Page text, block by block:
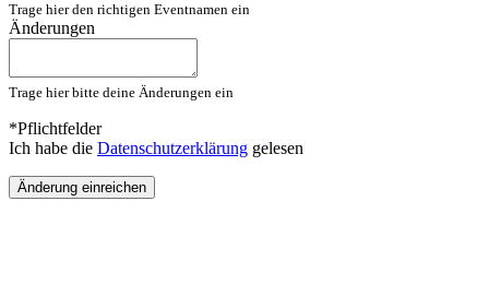
Trage hier den richtigen Eventnamen ein
Änderungen
Trage hier bitte deine Änderungen ein
*Pflichtfelder
Ich habe die Datenschutzerklärung gelesen
Änderung einreichen